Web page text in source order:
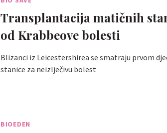
Transplantacija matičnih
od Krabbeove bolesti
Blizanci iz Leicestershirea se smatraju prvom
stanice za neizlječivu bolest
BIOEDEN